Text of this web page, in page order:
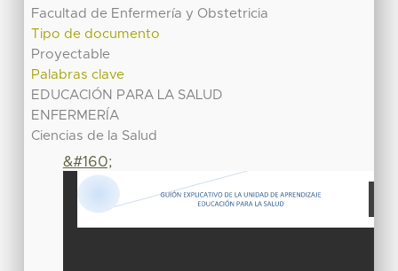
Facultad de Enfermería y Obstetricia
Tipo de documento
Proyectable
Palabras clave
EDUCACIÓN PARA LA SALUD
ENFERMERÍA
Ciencias de la Salud
&#160;